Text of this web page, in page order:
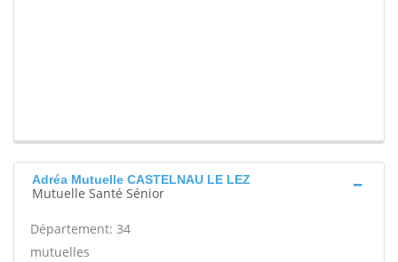
Adréa Mutuelle CASTELNAU LE LEZ
Mutuelle Santé Sénior
Département: 34
mutuelles